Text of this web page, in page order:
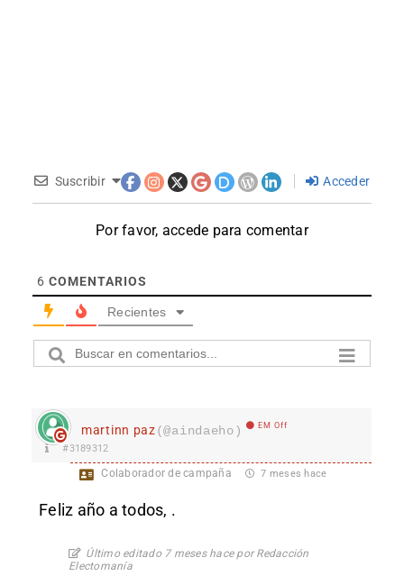
Suscribir Acceder
Por favor, accede para comentar
6 COMENTARIOS
Recientes
martinn paz(@aindaeho) EM Off
#3189312
Colaborador de campaña 7 meses hace
Feliz año a todos, .
Último editado 7 meses hace por Redacción
Electomanía